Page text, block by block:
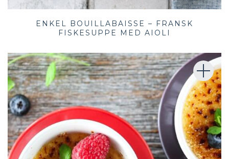
ENKEL BOUILLABAISSE – FRANSK
FISKESUPPE MED AIOLI